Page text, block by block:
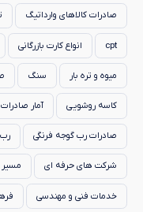
صادرات کالاهای وارداتیگ
cpt انواع کارت بازرگانی
میوه و تره بار سنگ
کاسه روشویی آمار صادرات
صادرات رب گوجه فرنگی
شرکت های حرفه ای مسیر
خدمات فنی و مهندسی